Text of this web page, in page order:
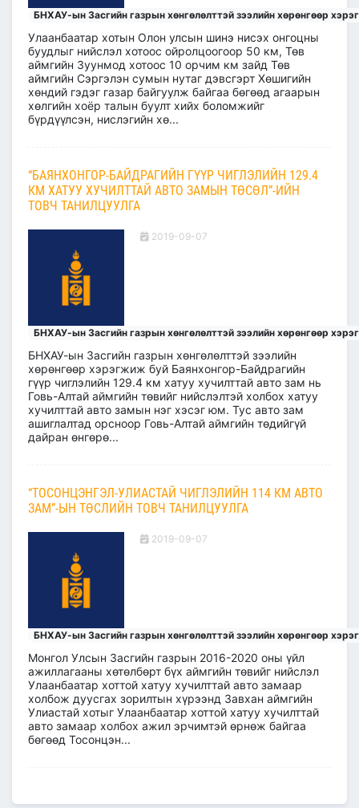
БНХАУ-ын Засгийн газрын хөнгөлөлттэй зээлийн хөрөнгөөр
Улаанбаатар хотын Олон улсын шинэ нисэх онгоцны
буудлыг нийслэл хотоос ойролцоогоор 50 км, Төв
аймгийн Зуунмод хотоос 10 орчим км зайд Төв
аймгийн Сэргэлэн сумын нутаг дэвсгэрт Хөшигийн
хөндий гэдэг газар байгуулж байгаа бөгөөд агаарын
хөлгийн хоёр талын буулт хийх боломжийг
бүрдүүлсэн, нислэгийн хө...
“БАЯНХОНГОР-БАЙДРАГИЙН ГҮҮР ЧИГЛЭЛИЙН 129.4
КМ ХАТУУ ХУЧИЛТТАЙ АВТО ЗАМЫН ТӨСӨЛ”-ИЙН
ТОВЧ ТАНИЛЦУУЛГА
2019-09-07
БНХАУ-ын Засгийн газрын хөнгөлөлттэй зээлийн хөрөнгөөр
БНХАУ-ын Засгийн газрын хөнгөлөлттэй зээлийн
хөрөнгөөр хэрэгжиж буй Баянхонгор-Байдрагийн
гүүр чиглэлийн 129.4 км хатуу хучилттай авто зам нь
Говь-Алтай аймгийн төвийг нийслэлтэй холбох хатуу
хучилттай авто замын нэг хэсэг юм. Тус авто зам
ашиглалтад орсноор Говь-Алтай аймгийн төдийгүй
дайран өнгөрө...
“ТОСОНЦЭНГЭЛ-УЛИАСТАЙ ЧИГЛЭЛИЙН 114 КМ АВТО
ЗАМ”-ЫН ТӨСЛИЙН ТОВЧ ТАНИЛЦУУЛГА
2019-09-07
БНХАУ-ын Засгийн газрын хөнгөлөлттэй зээлийн хөрөнгөөр
Монгол Улсын Засгийн газрын 2016-2020 оны үйл
ажиллагааны хөтөлбөрт бүх аймгийн төвийг нийслэл
Улаанбаатар хоттой хатуу хучилттай авто замаар
холбож дуусгах зорилтын хүрээнд Завхан аймгийн
Улиастай хотыг Улаанбаатар хоттой хатуу хучилттай
авто замаар холбох ажил эрчимтэй өрнөж байгаа
бөгөөд Тосонцэн...